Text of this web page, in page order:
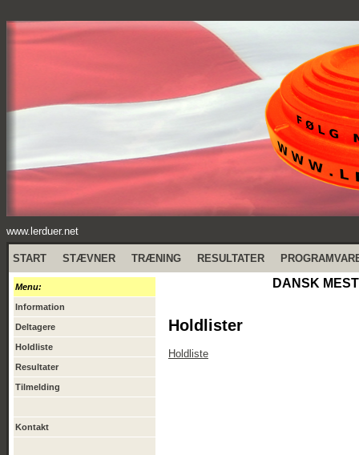
www.lerduer.net
START STÆVNER TRÆNING RESULTATER
Menu:
Information
Deltagere
Holdliste
Resultater
Tilmelding
Kontakt
DANSK
Holdlister
Holdliste